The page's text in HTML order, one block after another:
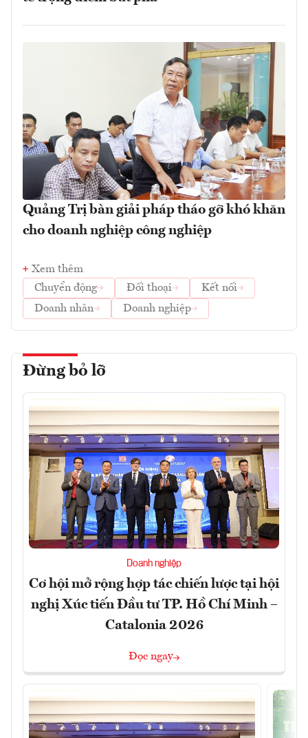
Quảng Trị bàn giải pháp tháo gỡ khó khăn
cho doanh nghiệp công nghiệp
Xem thêm
Chuyển động
Đối thoại
Kết nối
Doanh nhân
Doanh nghiệp
Đừng bỏ lỡ
Doanh nghiệp
Cơ hội mở rộng hợp tác chiến lược tại hội
nghị Xúc tiến Đầu tư TP. Hồ Chí Minh –
Catalonia 2026
Đọc ngay